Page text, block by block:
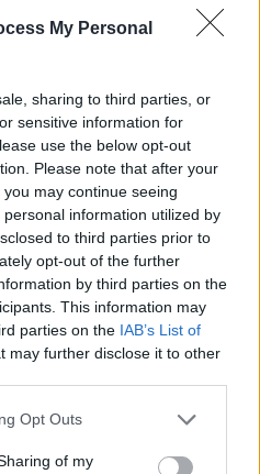
My Personal
sharing to third parties, or
sensitive information for
use the below opt-out
Please note that after your
may continue seeing
information utilized by
to third parties prior to
opt-out of the further
by third parties on the
This information may
parties on the IAB’s List of
may further disclose it to other
uses one or more Google
behaviour. You may click to
Opt Outs
of my
Ο ερευνητής που
μικρού σκυλιού με